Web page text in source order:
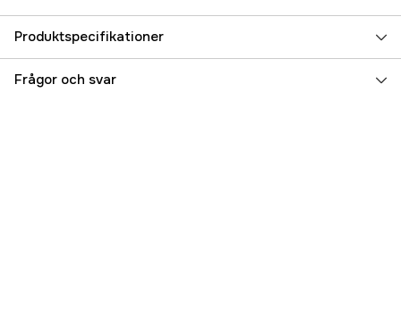
Produktspecifikationer
Referensnummer 3000034316
Frågor och svar